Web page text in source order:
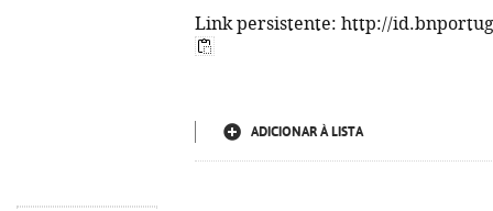
Link persistente: http://
ADICIONAR À LISTA